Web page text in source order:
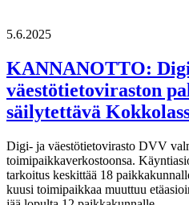
5.6.2025
KANNANOTTO:
väestötietoviraston
säilytettävä
Digi- ja väestötietovirasto DVV
toimipaikkaverkostoonsa.
tarkoitus keskittää 18
kuusi toimipaikkaa muuttuu